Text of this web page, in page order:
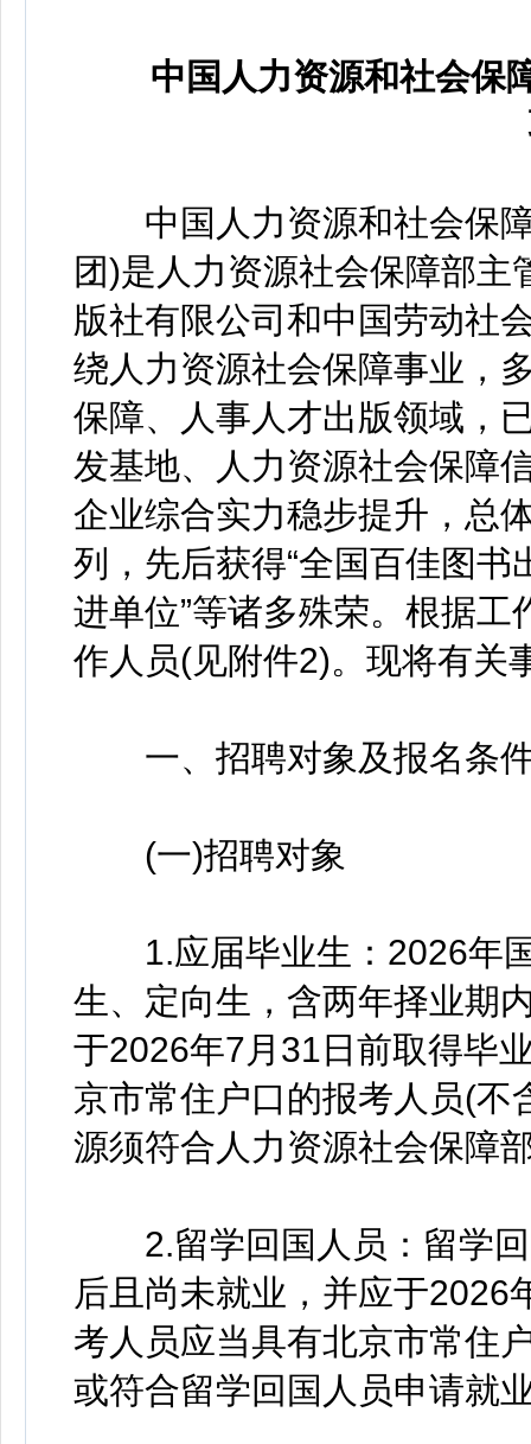
中国人力资源和社会保
中国人力资源和社会保障
团)是人力资源社会保障部
版社有限公司和中国劳动社
绕人力资源社会保障事业，
保障、人事人才出版领域，
发基地、人力资源社会保障
企业综合实力稳步提升，总
列，先后获得“全国百佳图书
进单位”等诸多殊荣。根据
作人员(见附件2)。现将有关
一、招聘对象及报名条
(一)招聘对象
1.应届毕业生：2026年国
生、定向生，含两年择业期
于2026年7月31日前取得毕
京市常住户口的报考人员(不
源须符合人力资源社会保障
2.留学回国人员：留学回
后且尚未就业，并应于2026
考人员应当具有北京市常住
或符合留学回国人员申请就